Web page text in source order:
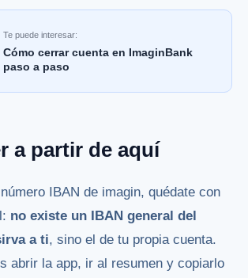
Te puede interesar:
Cómo cerrar cuenta en ImaginBank
paso a paso
a partir de aquí
IBAN de imagin, quédate con
no existe un IBAN general del
a ti, sino el de tu propia cuenta.
abrir la app, ir al resumen y copiarlo